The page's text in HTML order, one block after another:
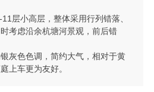
层小高层，整体采用行列错落、
考虑沿余杭塘河景观，前后错
灰色色调，简约大气，相对于黄
上车更为友好。